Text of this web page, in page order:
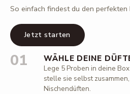
So einfach findest du den perfekten
Jetzt starten
01 WÄHLE DEINE
Lege 5 Proben in deine
stelle sie selbst
Nischendüften.